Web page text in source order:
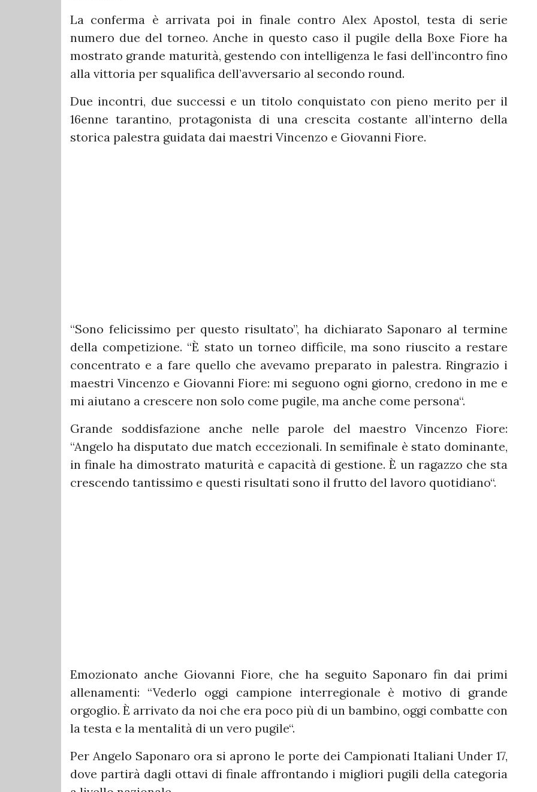
La conferma è arrivata poi in finale contro Alex Apostol, testa di serie
numero due del torneo. Anche in questo caso il pugile della Boxe Fiore ha
mostrato grande maturità, gestendo con intelligenza le fasi dell’incontro fino
alla vittoria per squalifica dell’avversario al secondo round.
Due incontri, due successi e un titolo conquistato con pieno merito per il
16enne tarantino, protagonista di una crescita costante all’interno della
storica palestra guidata dai maestri Vincenzo e Giovanni Fiore.
“Sono felicissimo per questo risultato”, ha dichiarato Saponaro al termine
della competizione. “È stato un torneo difficile, ma sono riuscito a restare
concentrato e a fare quello che avevamo preparato in palestra. Ringrazio i
maestri Vincenzo e Giovanni Fiore: mi seguono ogni giorno, credono in me e
mi aiutano a crescere non solo come pugile, ma anche come persona“.
Grande soddisfazione anche nelle parole del maestro Vincenzo Fiore:
“Angelo ha disputato due match eccezionali. In semifinale è stato dominante,
in finale ha dimostrato maturità e capacità di gestione. È un ragazzo che sta
crescendo tantissimo e questi risultati sono il frutto del lavoro quotidiano“.
Emozionato anche Giovanni Fiore, che ha seguito Saponaro fin dai primi
allenamenti: “Vederlo oggi campione interregionale è motivo di grande
orgoglio. È arrivato da noi che era poco più di un bambino, oggi combatte con
la testa e la mentalità di un vero pugile“.
Per Angelo Saponaro ora si aprono le porte dei Campionati Italiani Under 17,
dove partirà dagli ottavi di finale affrontando i migliori pugili della categoria